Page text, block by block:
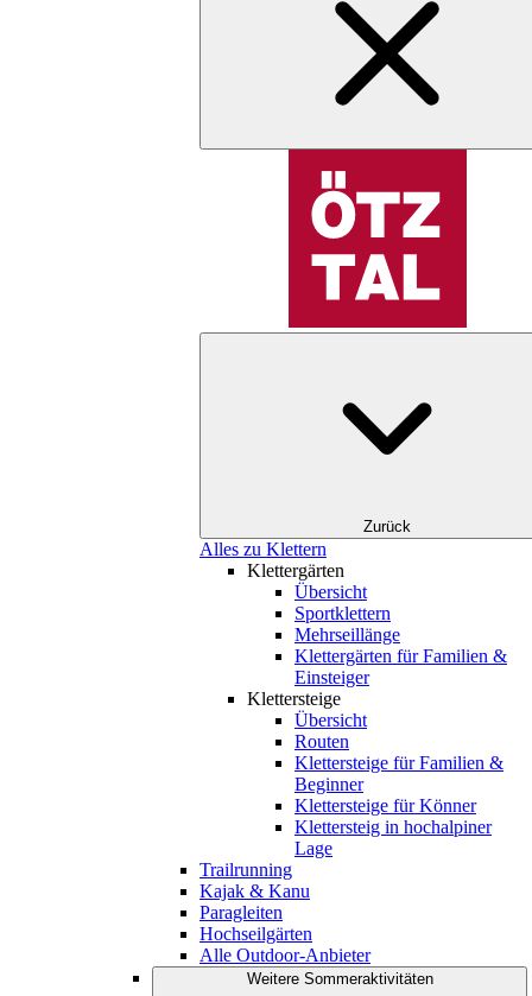
Zurück
Alles zu Klettern
Klettergärten
Übersicht
Sportklettern
Mehrseillänge
Klettergärten für Familien &
Einsteiger
Klettersteige
Übersicht
Routen
Klettersteige für Familien &
Beginner
Klettersteige für Könner
Klettersteig in hochalpiner
Lage
Trailrunning
Kajak & Kanu
Paragleiten
Hochseilgärten
Alle Outdoor-Anbieter
Weitere Sommeraktivitäten